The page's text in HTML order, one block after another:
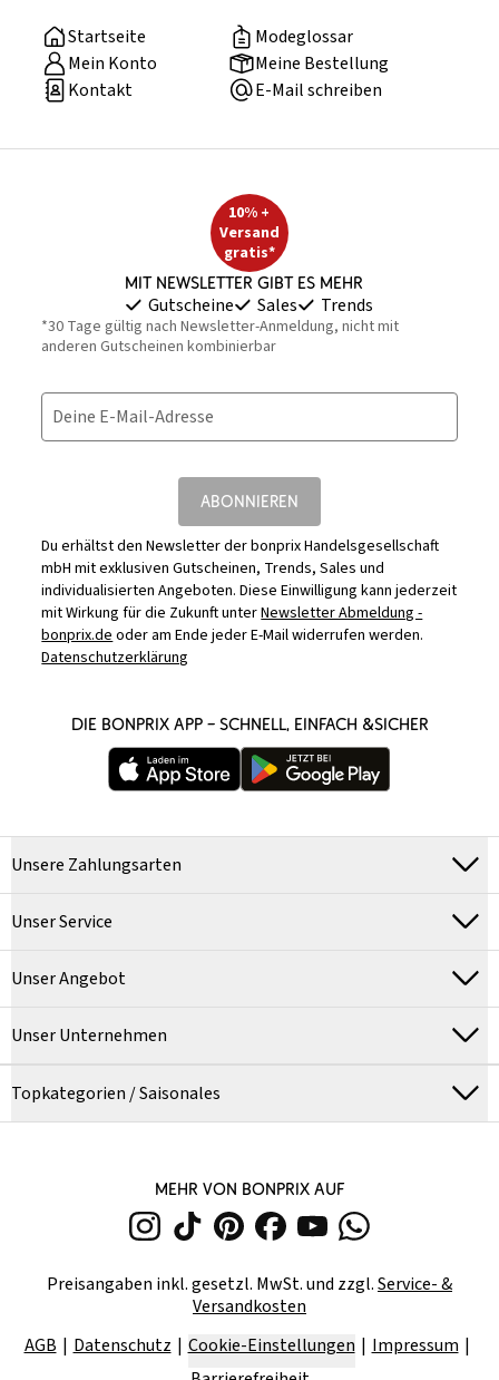
Startseite
Modeglossar
Mein Konto
Meine Bestellung
Kontakt
E-Mail schreiben
10% +
Versand
gratis*
Mit Newsletter gibt es mehr
Gutscheine Sales Trends
*30 Tage gültig nach Newsletter-Anmeldung, nicht mit
anderen Gutscheinen kombinierbar
Deine E-Mail-Adresse
ABONNIEREN
Du erhältst den Newsletter der bonprix Handelsgesellschaft
mbH mit exklusiven Gutscheinen, Trends, Sales und
individualisierten Angeboten. Diese Einwilligung kann jederzeit
mit Wirkung für die Zukunft unterNewsletter Abmeldung -
bonprix.deoder am Ende jeder E-Mail widerrufen werden.
Datenschutzerklärung
DIE BONPRIX APP – SCHNELL, EINFACH &SICHER
Unsere Zahlungsarten
Unser Service
Unser Angebot
Unser Unternehmen
Topkategorien / Saisonales
MEHR VON BONPRIX AUF
Preisangaben inkl. gesetzl. MwSt. und zzgl.Service- &
Versandkosten
AGB
Datenschutz Cookie-Einstellungen
Impressum